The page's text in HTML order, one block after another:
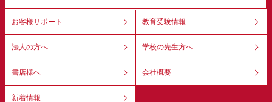
お客様サポート 教育受験情報
法人の方へ 学校の先生方へ
書店様へ 会社概要
新着情報